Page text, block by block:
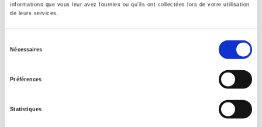
informations que vous leur avez fournies ou qu'ils ont collectées lors de votre utilisation
de leurs services.
Nécessaires
Préférences
Statistiques
Réformer les retraites